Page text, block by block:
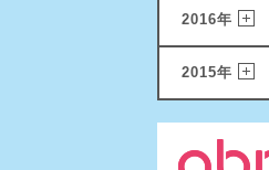
2016年
2015年